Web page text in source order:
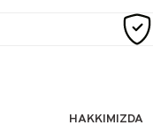
HAKKIMIZDA